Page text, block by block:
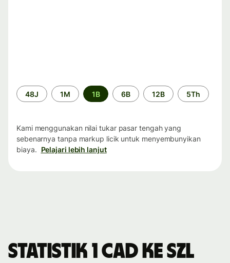
Periode
waktu
48J 1M 1B 6B 12B 5Th
Kami menggunakan nilai tukar pasar tengah yang
sebenarnya tanpa markup licik untuk menyembunyikan
biaya. Pelajari lebih lanjut
Statistik 1 CAD ke SZL